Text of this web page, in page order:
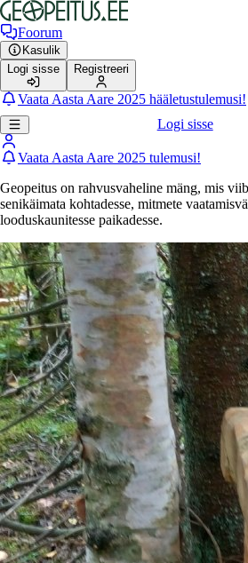
Foorum
Kasulik
Logi sisse
Registreeri
Vaata Aasta Aare 2025 hääletustulemusi!
Logi sisse
Vaata Aasta Aare 2025 tulemusi!
Geopeitus on rahvusvaheline mäng, mis
senikäimata kohtadesse, mitmete
looduskaunitesse paikadesse.